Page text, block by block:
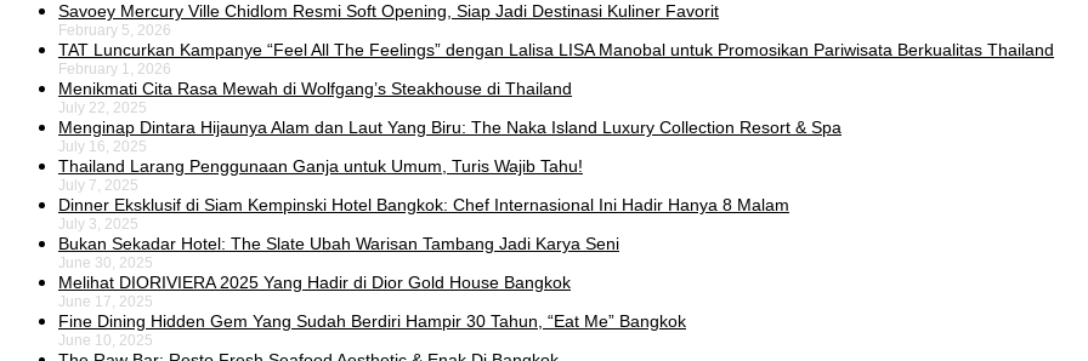
Savoey Mercury Ville Chidlom Resmi Soft Opening, Siap Jadi Destinasi Kuliner Favorit
February 5, 2026
TAT Luncurkan Kampanye “Feel All The Feelings” dengan Lalisa LISA Manobal untuk Promosikan Pariwisata Berkualitas Thailand
February 1, 2026
Menikmati Cita Rasa Mewah di Wolfgang’s Steakhouse di Thailand
July 22, 2025
Menginap Dintara Hijaunya Alam dan Laut Yang Biru: The Naka Island Luxury Collection Resort & Spa
July 16, 2025
Thailand Larang Penggunaan Ganja untuk Umum, Turis Wajib Tahu!
July 7, 2025
Dinner Eksklusif di Siam Kempinski Hotel Bangkok: Chef Internasional Ini Hadir Hanya 8 Malam
July 3, 2025
Bukan Sekadar Hotel: The Slate Ubah Warisan Tambang Jadi Karya Seni
June 30, 2025
Melihat DIORIVIERA 2025 Yang Hadir di Dior Gold House Bangkok
June 17, 2025
Fine Dining Hidden Gem Yang Sudah Berdiri Hampir 30 Tahun, “Eat Me” Bangkok
June 10, 2025